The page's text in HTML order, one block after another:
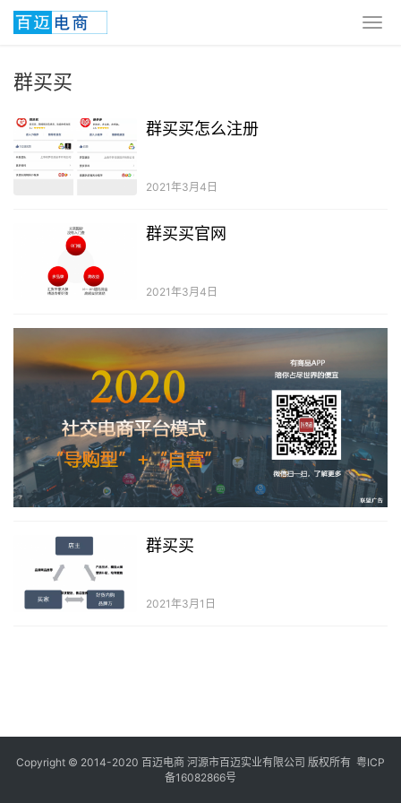
群买买
群买买怎么注册
2021年3月4日
群买买官网
2021年3月4日
群买买
2021年3月1日
Copyright © 2014-2020 百迈电商 河源市百迈实业有限公司 版权所有 粤ICP
备16082866号